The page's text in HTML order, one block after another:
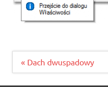
Nawigacja
« Dach dwuspadowy